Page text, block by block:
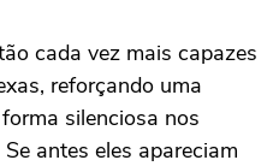
cada vez mais capazes
reforçando uma
silenciosa nos
antes eles apareciam